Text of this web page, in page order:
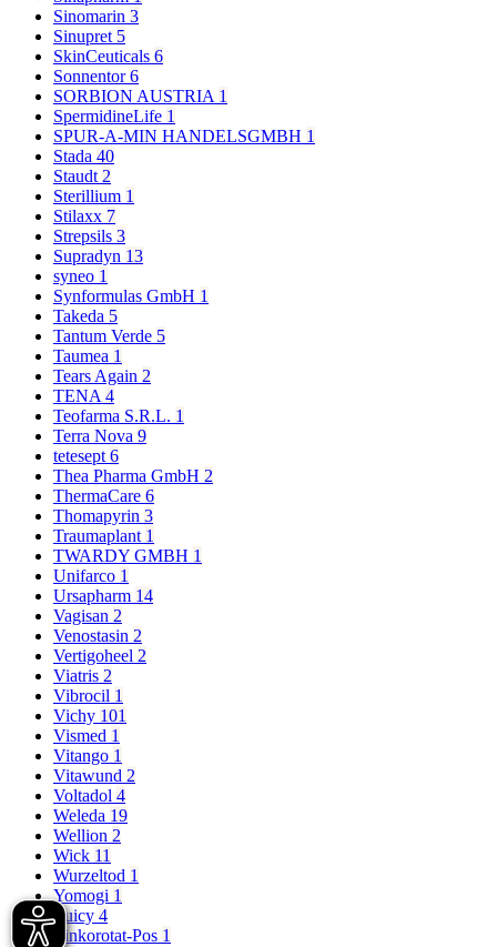
Sinomarin 3
Sinupret 5
SkinCeuticals 6
Sonnentor6
SORBION AUSTRIA 1
SpermidineLife 1
SPUR-A-MIN HANDELSGMBH 1
Stada 40
Staudt 2
Sterillium 1
Stilaxx 7
Strepsils 3
Supradyn 13
syneo 1
Synformulas GmbH 1
Takeda 5
Tantum Verde 5
Taumea 1
Tears Again 2
TENA 4
Teofarma S.R.L. 1
Terra Nova 9
tetesept 6
Thea Pharma GmbH 2
ThermaCare 6
Thomapyrin 3
Traumaplant 1
TWARDY GMBH 1
Unifarco 1
Ursapharm 14
Vagisan 2
Venostasin 2
Vertigoheel 2
Viatris 2
Vibrocil 1
Vichy 101
Vismed 1
Vitango 1
Vitawund 2
Voltadol 4
Weleda 19
Wellion 2
Wick 11
Wurzeltod 1
Yomogi 1
Yuicy 4
Zinkorotat-Pos 1